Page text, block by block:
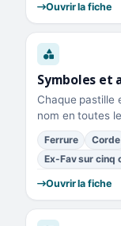
Ouvrir la fiche
Symboles et
Chaque pastille
nom en toutes
Ferrure Corde
Ex-Fav sur cinq
Ouvrir la fiche